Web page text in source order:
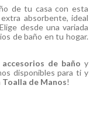
de tu casa con esta
absorbente, ideal
desde una variada
de baño en tu hogar.
accesorios de baño y
disponibles para ti y
Toalla de Manos!